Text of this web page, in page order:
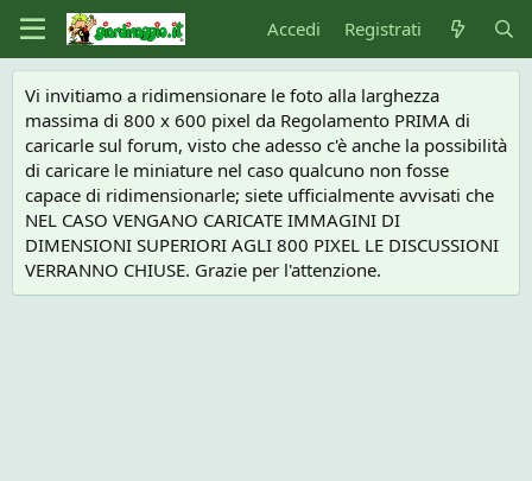
Accedi Registrati
Vi invitiamo a ridimensionare le foto alla larghezza
massima di 800 x 600 pixel da Regolamento PRIMA di
caricarle sul forum, visto che adesso c'è anche la possibilità
di caricare le miniature nel caso qualcuno non fosse
capace di ridimensionarle; siete ufficialmente avvisati che
NEL CASO VENGANO CARICATE IMMAGINI DI
DIMENSIONI SUPERIORI AGLI 800 PIXEL LE DISCUSSIONI
VERRANNO CHIUSE. Grazie per l'attenzione.